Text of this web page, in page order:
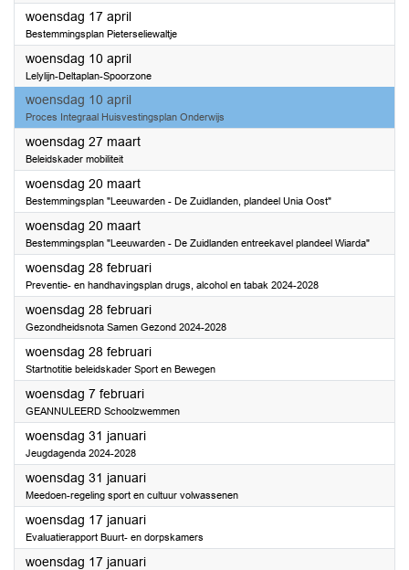
woensdag 17 april2024
Bestemmingsplan Pieterseliewaltje
woensdag 10 april2024
Lelylijn-Deltaplan-Spoorzone
woensdag 10 april
Proces Integraal Huisvestingsplan Onderwijs
woensdag 27 maart2024
Beleidskader mobiliteit
woensdag 20 maart2024
Bestemmingsplan "Leeuwarden - De Zuidlanden, plandeel Unia Oost"
woensdag 20 maart2024
Bestemmingsplan "Leeuwarden - De Zuidlanden entreekavel plandeel Wiarda"
woensdag 28 februari2024
Preventie- en handhavingsplan drugs, alcohol en tabak 2024-2028
woensdag 28 februari2024
Gezondheidsnota Samen Gezond 2024-2028
woensdag 28 februari2024
Startnotitie beleidskader Sport en Bewegen
woensdag 7 februari2024
GEANNULEERD Schoolzwemmen
woensdag 31 januari2024
Jeugdagenda 2024-2028
woensdag 31 januari2024
Meedoen-regeling sport en cultuur volwassenen
woensdag 17 januari2024
Evaluatierapport Buurt- en dorpskamers
woensdag 17 januari2024